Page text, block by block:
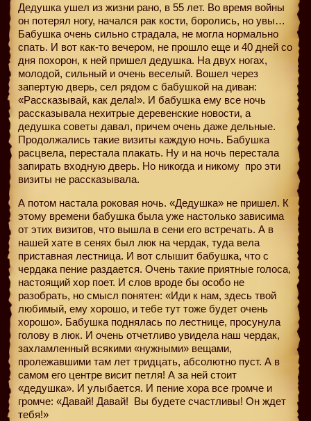
Дедушка ушел из жизни рано, в 55 лет. Во время войны
он потерял ногу, начался рак кости, боролись, но увы…
Бабушка очень сильно страдала, не могла нормально
спать. И вот как-то вечером, не прошло еще и 40 дней со
дня похорон, к ней пришел дедушка. На двух ногах,
молодой, сильный и очень веселый. Вошел через
запертую дверь, сел рядом с бабушкой на диван:
«Рассказывай, как дела!». И бабушка ему все ночь
рассказывала нехитрые деревенские новости, а
дедушка советы давал, причем очень даже дельные.
Продолжались такие визиты каждую ночь. Бабушка
расцвела, перестала плакать. Ну и на ночь перестала
запирать входную дверь. Но никогда и никому про эти
визиты не рассказывала.
А потом настала роковая ночь. «Дедушка» не пришел. К
этому времени бабушка была уже настолько зависима
от этих визитов, что вышла в сени его встречать. А в
нашей хате в сенях был люк на чердак, туда вела
приставная лестница. И вот слышит бабушка, что с
чердака пение раздается. Очень такие приятные голоса,
настоящий хор поет. И слов вроде бы особо не
разобрать, но смысл понятен: «Иди к нам, здесь твой
любимый, ему хорошо, и тебе тут тоже будет очень
хорошо». Бабушка поднялась по лестнице, просунула
голову в люк. И очень отчетливо увидела наш чердак,
захламленный всякими «нужными» вещами,
пролежавшими там лет тридцать, абсолютно пуст. А в
самом его центре висит петля! А за ней стоит
«дедушка». И улыбается. И пение хора все громче и
громче: «Давай! Давай! Вы будете счастливы! Он ждет
тебя!»